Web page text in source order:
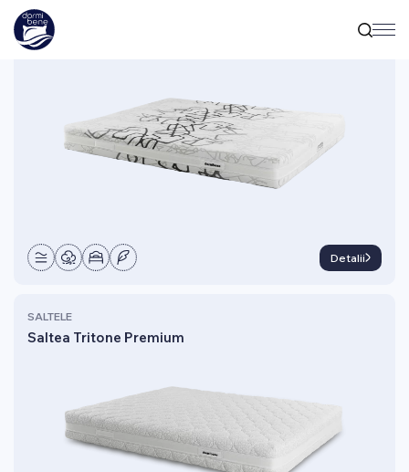
SALTELE
Saltea Tritone Cleaver
Detalii
SALTELE
Saltea Tritone Premium